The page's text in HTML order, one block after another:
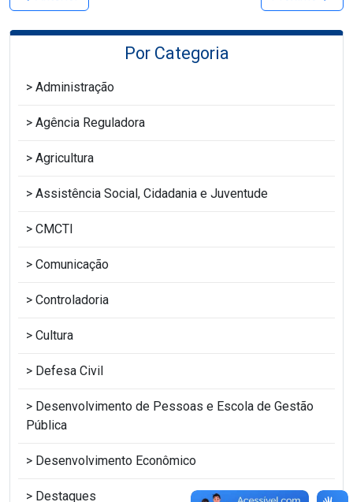
Por Categoria
Administração
Agência Reguladora
Agricultura
Assistência Social, Cidadania e Juventude
CMCTI
Comunicação
Controladoria
Cultura
Defesa Civil
Desenvolvimento de Pessoas e Escola de Gestão
Pública
Desenvolvimento Econômico
Destaques